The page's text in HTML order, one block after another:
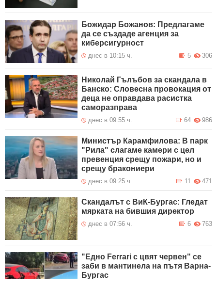
Божидар Божанов: Предлагаме
да се създаде агенция за
киберсигурност
днес в 10:15 ч. 306
5
Николай Гълъбов за скандала в
Банско: Словесна провокация от
деца не оправдава расистка
саморазправа
днес в 09:55 ч. 986
64
Министър Карамфилова: В парк
"Рила" слагаме камери с цел
превенция срещу пожари, но и
срещу бракониери
днес в 09:25 ч. 471
11
Скандалът с ВиК-Бургас: Гледат
мярката на бившия директор
днес в 07:56 ч. 763
6
"Едно Ferrari с цвят червен" се
заби в мантинела на пътя Варна-
Бургас